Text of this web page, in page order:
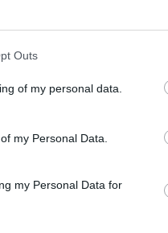
Outs
of my personal data.
my Personal Data.
my Personal Data for
Czy Rumen Radew
się, czy jego zapowiedzi
lepsze.
Ukrainie pokaźny